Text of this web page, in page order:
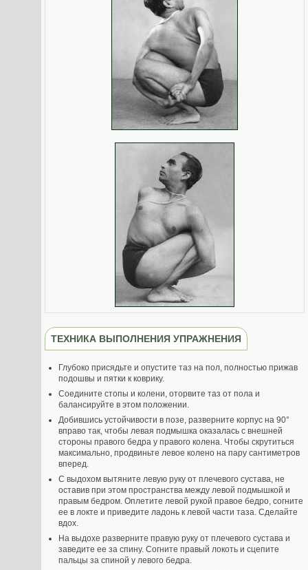
ТЕХНИКА ВЫПОЛНЕНИЯ УПРАЖНЕНИЯ
Глубоко присядьте и опустите таз на пол, полностью прижав
подошвы и пятки к коврику.
Соедините стопы и колени, оторвите таз от пола и
балансируйте в этом положении.
Добившись устойчивости в позе, разверните корпус на 90°
вправо так, чтобы левая подмышка оказалась с внешней
стороны правого бедра у правого колена. Чтобы скрутиться
максимально, продвиньте левое колено на пару сантиметров
вперед.
С выдохом вытяните левую руку от плечевого сустава, не
оставив при этом пространства между левой подмышкой и
правым бедром. Оплетите левой рукой правое бедро, согните
ее в локте и приведите ладонь к левой части таза. Сделайте
вдох.
На выдохе разверните правую руку от плечевого сустава и
заведите ее за спину. Согните правый локоть и сцепите
пальцы за спиной у левого бедра.